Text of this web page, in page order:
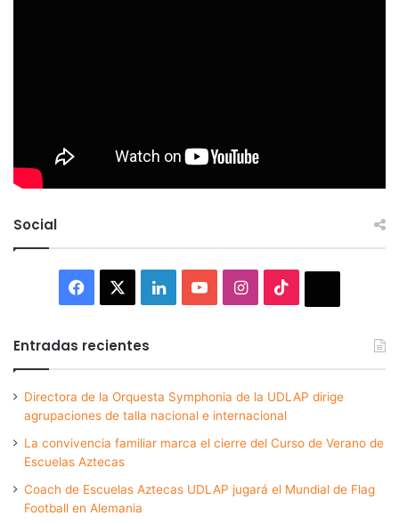
Social
Facebook LinkedInYouTubeInstagram
Entradas recientes
Directora de la Orquesta Symphonia de la UDLAP dirige
agrupaciones de talla nacional e internacional
La convivencia familiar marca el cierre del Curso de Verano de
Escuelas Aztecas
Coach de Escuelas Aztecas UDLAP jugará el Mundial de Flag
Football en Alemania